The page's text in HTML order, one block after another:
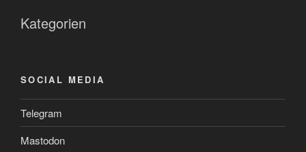
Kategorien
SOCIAL MEDIA
Telegram
Mastodon